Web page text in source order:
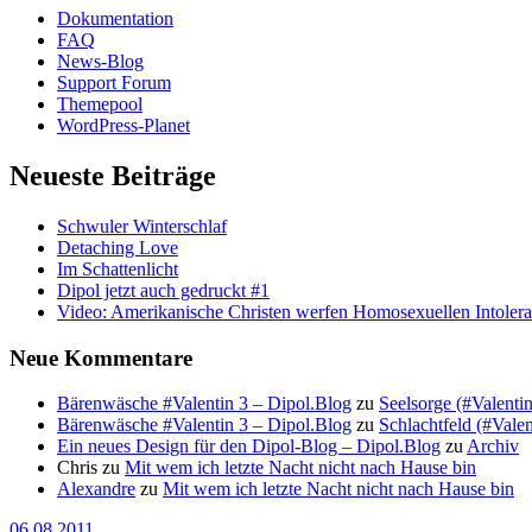
Dokumentation
FAQ
News-Blog
Support Forum
Themepool
WordPress-Planet
Neueste Beiträge
Schwuler Winterschlaf
Detaching Love
Im Schattenlicht
Dipol jetzt auch gedruckt #1
Video: Amerikanische Christen werfen Homosexuellen
Neue Kommentare
Bärenwäsche #Valentin 3 – Dipol.Blog zu Seelsorge
Bärenwäsche #Valentin 3 – Dipol.Blog zu Schlachtfeld
Ein neues Design für den Dipol-Blog – Dipol.Blog zuArchiv
Chris zu Mit wem ich letzte Nacht nicht nach Hause bin
Alexandre zu Mit wem ich letzte Nacht nicht nach Hause bin